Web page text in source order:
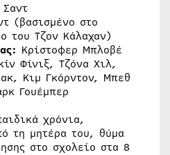
(βασισμένο στο
του Τζον Κάλαχαν)
Κρίστοφερ Μπλοβέ
Φίνιξ, Τζόνα Χιλ,
Κιμ Γκόρντον, Μπεθ
Γουέμπερ
χρόνια,
τη μητέρα του, θύμα
στο σχολείο στα 8